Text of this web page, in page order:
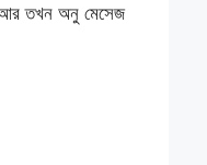
আর তখন অনু মেসেজ